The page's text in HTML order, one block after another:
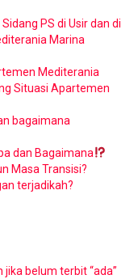
PS di Usir dan di
Marina
Mediterania
Situasi Apartemen
bagaimana
dan Bagaimana
Masa Transisi?
terjadikah?
belum terbit “ada”